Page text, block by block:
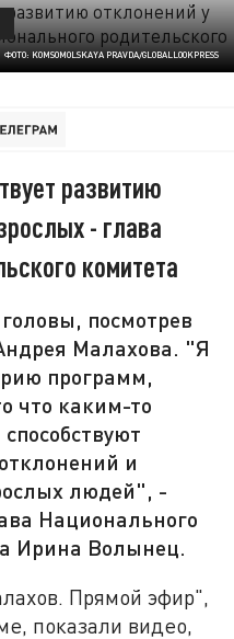
ФОТО: KOMSOMOLSKAYA PRAVDA/GLOBALLOOKPRESS
развитию
- глава
комитета
посмотрев
Малахова. "Я
программ,
что каким-то
и
людей", -
Национального
Ирина Волынец.
Прямой эфир",
показали видео,